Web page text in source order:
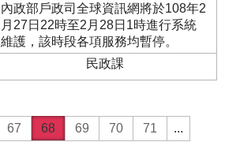
內政部戶政司全球資訊網將於108年2
月27日22時至2月28日1時進行系統
維護，該時段各項服務均暫停。
民政課
67 68 69 70 71
...